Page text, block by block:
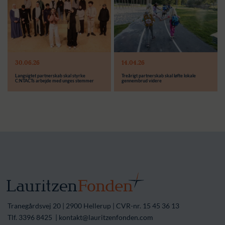
30.06.26
Langsigtet partnerskab skal styrke
C:NTACTs arbejde med unges stemmer
Modtager:C:NTACT
Støttebeløb i alt:6.000.000 kr.
Læs mere
14.04.26
Treårigt partnerskab skal løfte lokale
gennembrud videre
Modtager:
Støttebeløb i alt:
Tranegårdsvej 20 | 2900 Hellerup | CVR-nr. 15 45 36 13
Tlf. 3396 8425 | kontakt@lauritzenfonden.com